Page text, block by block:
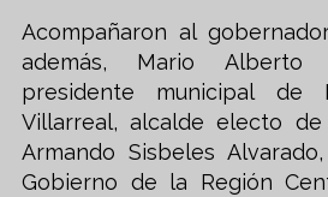
Acompañaron al
además, Mario Alberto
presidente municipal de
Villarreal, alcalde electo de
Armando Sisbeles
Gobierno de la Región